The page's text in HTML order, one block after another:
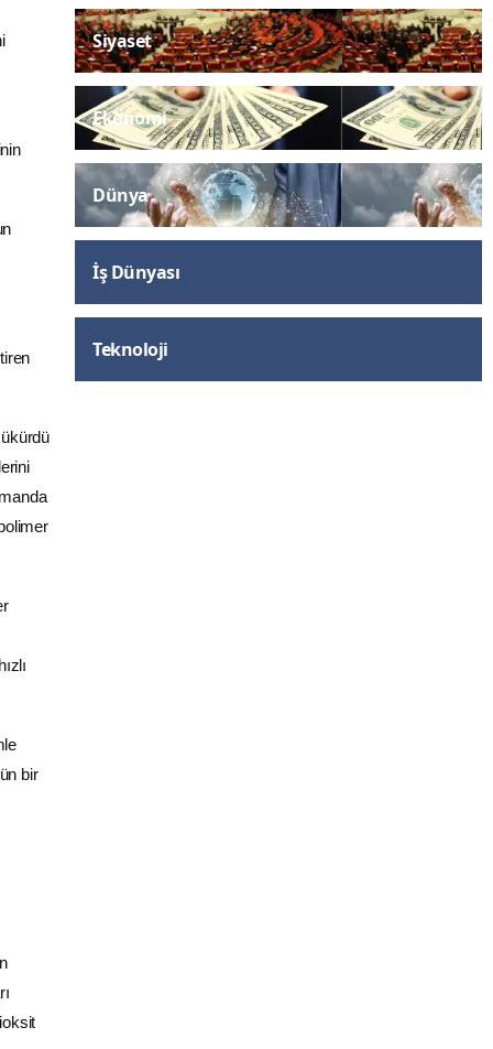
bir
Siyaset
Ekonomi
Dünya
İş Dünyası
Teknoloji